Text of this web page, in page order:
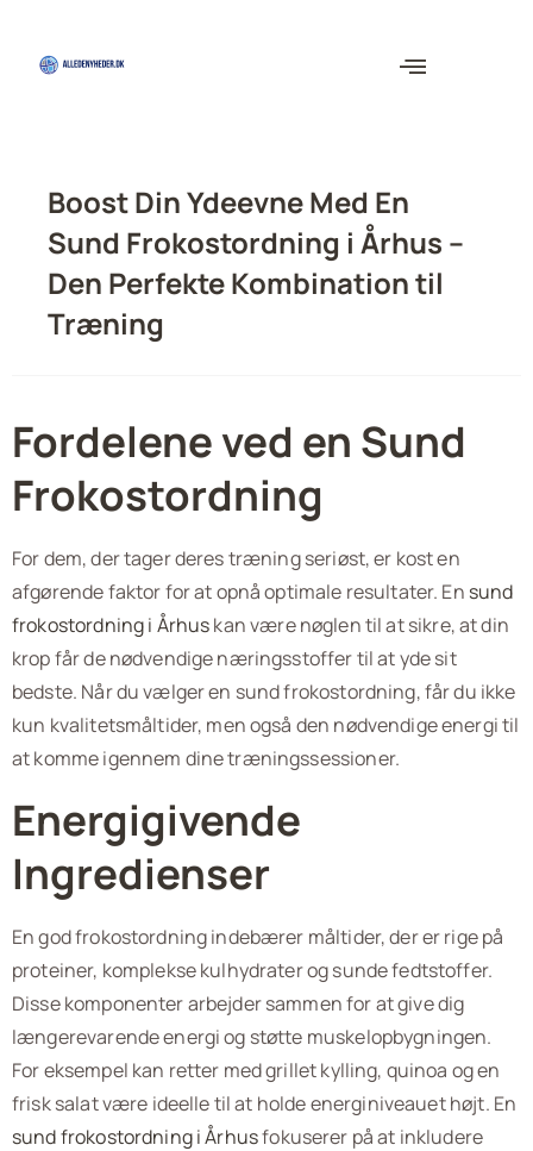
Boost Din Ydeevne Med En
Sund Frokostordning i Århus –
Den Perfekte Kombination til
Træning
Fordelene ved en Sund
Frokostordning
For dem, der tager deres træning seriøst, er kost en
afgørende faktor for at opnå optimale resultater. En sund
frokostordning i Århuskan være nøglen til at sikre, at din
krop får de nødvendige næringsstoffer til at yde sit
bedste. Når du vælger en sund frokostordning, får du ikke
kun kvalitetsmåltider, men også den nødvendige energi til
at komme igennem dine træningssessioner.
Energigivende
Ingredienser
En god frokostordning indebærer måltider, der er rige på
proteiner, komplekse kulhydrater og sunde fedtstoffer.
Disse komponenter arbejder sammen for at give dig
længerevarende energi og støtte muskelopbygningen.
For eksempel kan retter med grillet kylling, quinoa og en
frisk salat være ideelle til at holde energiniveauet højt. En
sund frokostordning i Århusfokuserer på at inkludere